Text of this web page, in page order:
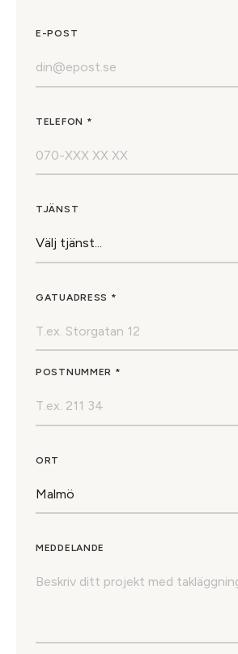
E-POST
TELEFON *
TJÄNST
GATUADRESS *
POSTNUMMER *
ORT
MEDDELANDE